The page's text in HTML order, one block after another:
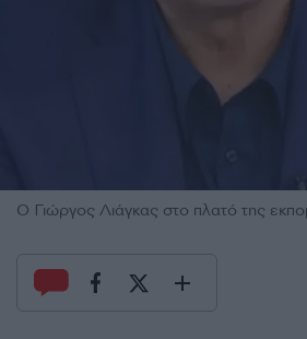
Ο Γιώργος Λιάγκας στο πλατό της